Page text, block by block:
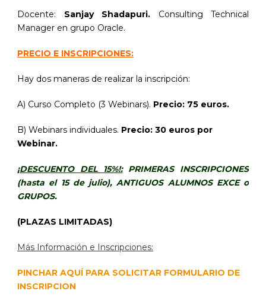
Docente: Sanjay Shadapuri. Consulting Technical
Manager en grupo Oracle.
PRECIO E INSCRIPCIONES:
Hay dos maneras de realizar la inscripción:
A) Curso Completo (3 Webinars). Precio: 75 euros.
B) Webinars individuales. Precio: 30 euros por
Webinar.
¡DESCUENTO DEL 15%!:PRIMERAS INSCRIPCIONES
(hasta el 15 de julio), ANTIGUOS ALUMNOS EXCE o
GRUPOS.
(PLAZAS LIMITADAS)
Más Información e Inscripciones:
PINCHAR AQUÍ PARA SOLICITAR FORMULARIO DE
INSCRIPCION